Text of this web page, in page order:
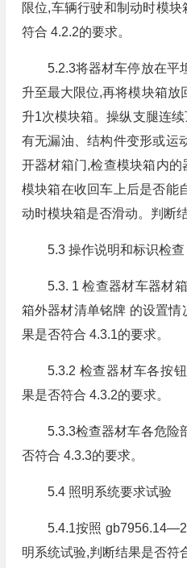
限位,车辆行驶和制动时模
符合 4.2.2的要求。
5.2.3将器材车停放在平
升至最大限位,再将模块箱放
升1次模块箱。操纵支腿连
有无漏油、结构件变形或运
开器材箱门,检查模块箱内
模块箱在收回车上后是否能
动时模块箱是否滑动。判断
5.3 操作说明和标识检查
5.3. 1 检查器材车器材
箱外器材清单铭牌 的设置
果是否符合 4.3.1的要求。
5.3.2 检查器材车各按
果是否符合 4.3.2的要求。
5.3.3检查器材车各危险
否符合 4.3.3的要求。
5.4 照明系统要求试验
5.4.1按照
明系统试验,判断结果是否符